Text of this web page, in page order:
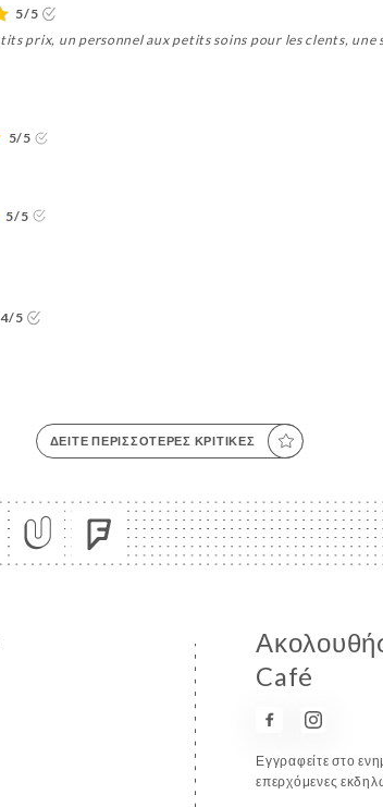
5/5
prix, un personnel aux petits soins pour les clents, une
5/5
5/5
4/5
ΔΕΊΤΕ ΠΕΡΙΣΣΌΤΕΡΕΣ ΚΡΙΤΙΚΈΣ
Café
Εγγραφείτε στο
επερχόμενες